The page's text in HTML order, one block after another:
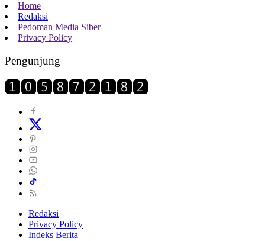
Home
Redaksi
Pedoman Media Siber
Privacy Policy
Pengunjung
Redaksi
Privacy Policy
Indeks Berita